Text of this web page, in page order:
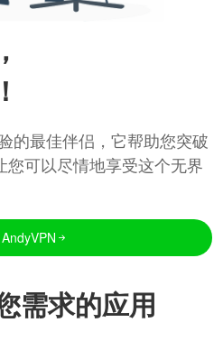
的最佳伴侣，它帮助您突破
可以尽情地享受这个无界
需求的应用